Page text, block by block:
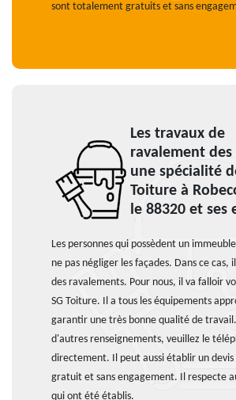
sont totalement gratuits et sans
Les travaux de
ravalement des
une spécialité
Toiture à
le 88320 et ses
Les personnes qui possèdent un
ne pas négliger les façades. Dans ce cas,
des ravalements. Pour nous, il va falloir
SG Toiture. Il a tous les équipements
garantir une très bonne qualité de travail.
d'autres renseignements, veuillez le
directement. Il peut aussi établir un
gratuit et sans engagement. Il respecte
qui ont été établis.